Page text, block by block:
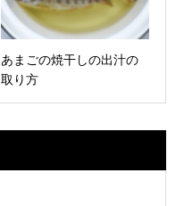
あまごの焼干しの出汁の
取り方